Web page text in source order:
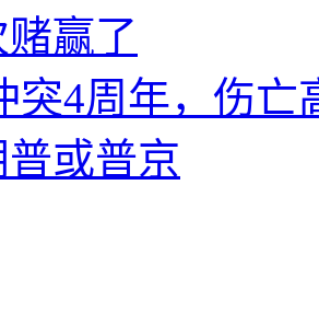
赢了
突4周年，伤亡
或普京